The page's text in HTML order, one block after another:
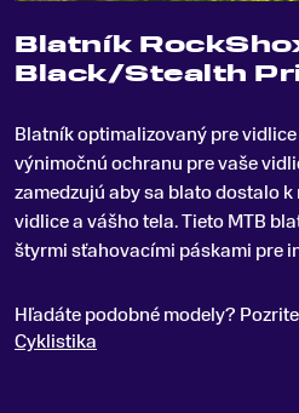
Blatník
Black/Stealth
Blatník optimalizovaný pre
výnimočnú ochranu pre vaše
zamedzujú aby sa blato dostalo
vidlice a vášho tela. Tieto MTB
štyrmi sťahovacími páskami pre
Hľadáte podobné modely?
Cyklistika